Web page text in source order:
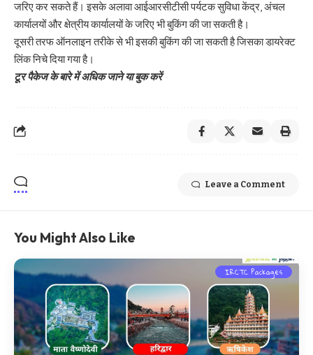
जरिए कर सकते हैं। इसके अलावा आईआरसीटीसी पर्यटक सुविधा केंद्र, अंचल
कार्यालयों और क्षेत्रीय कार्यालयों के जरिए भी बुकिंग की जा सकती है।
दूसरी तरफ ऑनलाइन तरीके से भी इसकी बुकिंग की जा सकती है जिसका डायरेक्ट
लिंक निचे दिया गया है।
टूर पैकेज के बारे में अधिक जाने या बुक करें
Leave a Comment
You Might Also Like
IRCTC Packages